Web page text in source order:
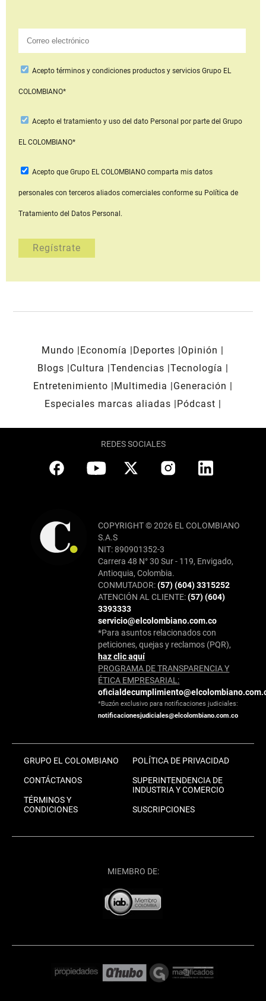
Aceptotérminos y condiciones productos y serviciosGrupo EL
COLOMBIANO*
Acepto el tratamiento y uso del dato Personal por parte del Grupo
EL COLOMBIANO*
Acepto que Grupo EL COLOMBIANOcomparta mis datos
personales con terceros aliados comerciales conforme su Política de
Tratamiento del Datos Personal.
Mundo Economía Deportes
Opinión
Blogs
Cultura Tendencias Tecnología
Entretenimiento
Multimedia
Generación
Especiales marcas aliadas
Pódcast
REDES SOCIALES
COPYRIGHT © 2026 EL COLOMBIANO
S.A.S
NIT: 890901352-3
Carrera 48 N° 30 Sur - 119, Envigado,
Antioquia, Colombia.
CONMUTADOR:(57) (604) 3315252
ATENCIÓN AL CLIENTE:(57) (604)
3393333
servicio@elcolombiano.com.co
*Para asuntos relacionados con
peticiones, quejas y reclamos (PQR),
haz clic aquí
PROGRAMA DE TRANSPARENCIA Y
ÉTICA EMPRESARIAL:
*Buzón exclusivo para notificaciones judiciales:
notificacionesjudiciales@elcolombiano.com.co
GRUPO EL COLOMBIANO
CONTÁCTANOS
TÉRMINOS Y
CONDICIONES
POLÍTICA DE PRIVACIDAD
SUPERINTENDENCIA DE
INDUSTRIA Y COMERCIO
SUSCRIPCIONES
MIEMBRO DE: